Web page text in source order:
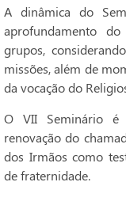
A dinâmica do
aprofundamento
grupos,
missões, além de
da vocação do
O VII Seminário é
renovação do
dos Irmãos como
de fraternidade.